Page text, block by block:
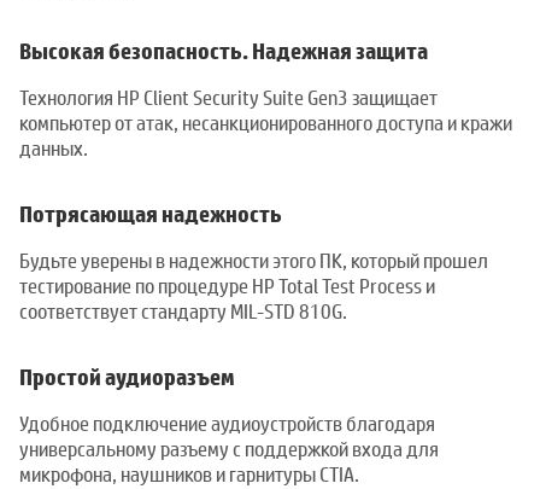
Высокая безопасность. Надежная защита
Технология HP Client Security Suite Gen3 защищает
компьютер от атак, несанкционированного доступа и кражи
данных.
Потрясающая надежность
Будьте уверены в надежности этого ПК, который прошел
тестирование по процедуре HP Total Test Process и
соответствует стандарту MIL-STD 810G.
Простой аудиоразъем
Удобное подключение аудиоустройств благодаря
универсальному разъему с поддержкой входа для
микрофона, наушников и гарнитуры CTIA.